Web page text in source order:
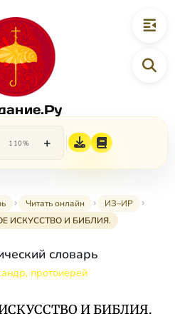
110% +
Читать онлайн
ИЗ–ИР
ИСКУССТВО И БИБЛИЯ.
словарь
протоиерей
И БИБЛИЯ.